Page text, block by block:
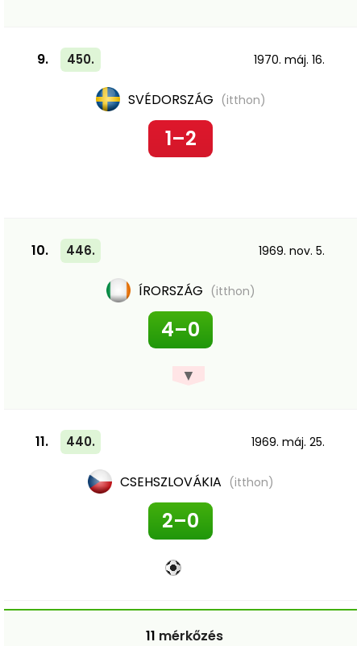
9. 450. 1970. máj. 16.
SVÉDORSZÁG (itthon)
1–2
10. 446. 1969. nov. 5.
ÍRORSZÁG (itthon)
4–0
▼
11. 440. 1969. máj. 25.
CSEHSZLOVÁKIA (itthon)
2–0
11 mérkőzés